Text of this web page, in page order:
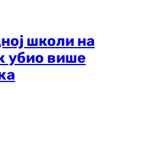
школи на
убио више